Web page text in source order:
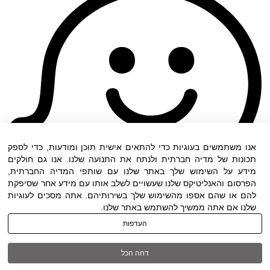
תנאי שימוש|הצהרת נגישות| כל הזכויות שמורות
ל DWO ©
אנו משתמשים בעוגיות כדי להתאים אישית תוכן ומודעות, כדי לספק
תכונות של מדיה חברתית ולנתח את התנועה שלנו. אנו גם חולקים
מידע על השימוש שלך באתר שלנו עם שותפי המדיה החברתית,
הפרסום והאנליטיקס שלנו שעשויים לשלב אותו עם מידע אחר שסיפקת
להם או שהם אספו מהשימוש שלך בשירותיהם. אתה מסכים לעוגיות
שלנו אם אתה ממשיך להשתמש באתר שלנו.
העדפות
דחה הכל